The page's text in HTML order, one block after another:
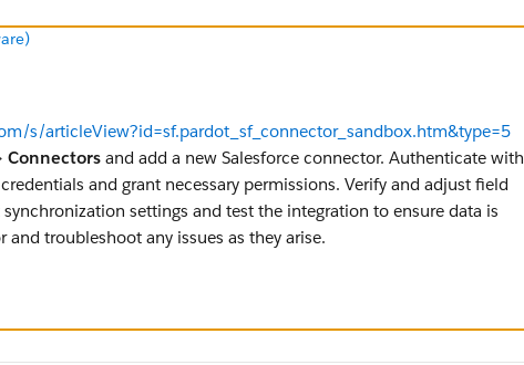
s/articleView?id=sf.pardot_sf_connector_sandbox.htm&type=5
Connectors and add a new Salesforce connector. Authenticate with
and grant necessary permissions. Verify and adjust field
synchronization settings and test the integration to ensure data is
troubleshoot any issues as they arise.